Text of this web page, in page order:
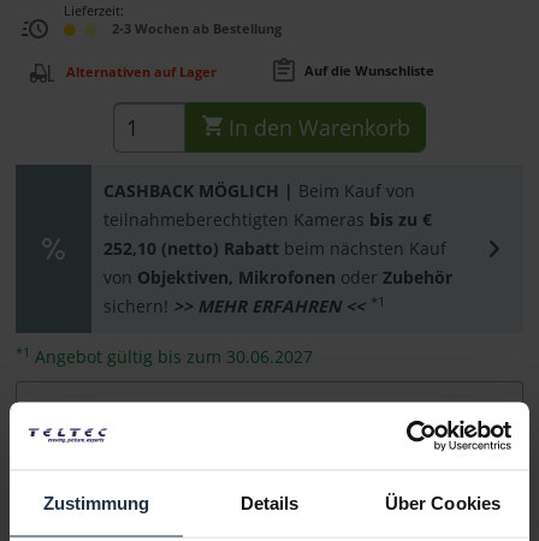
Zustimmung Details Über Cookies
Lieferzeit:
2-3 Wochen ab Bestellung
Alternativen auf Lager Auf die Wunschliste
In den Warenkorb
CASHBACK MÖGLICH | Beim Kauf von
teilnahmeberechtigten Kameras bis zu €
252,10 (netto) Rabatt beim nächsten Kauf
von Objektiven, Mikrofonen oderZubehör
sichern! >> MEHR ERFAHREN << *1
*1 Angebot gültig bis zum 30.06.2027
Die Sony Alpha 9 II (ILCE9M2B.CEC) ist eine professionelle
Zubehör
136